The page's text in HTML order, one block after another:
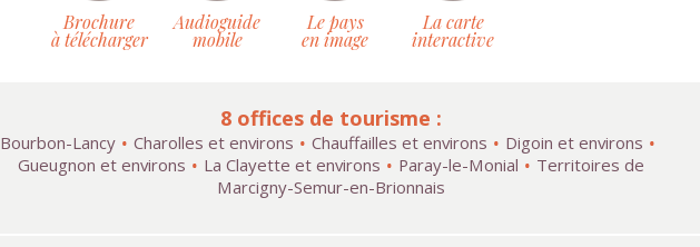
Brochure
à télécharger
Audioguide
mobile
Le pays
en image
La carte
interactive
8 offices de tourisme :
Bourbon-Lancy Charolles et environs Chauffailles et environs
Digoin et environs
Gueugnon et environs
La Clayette et environs Paray-le-Monial
Territoires de
Marcigny-Semur-en-Brionnais